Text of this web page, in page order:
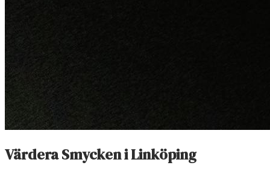
Värdera SmyckeniLinköping